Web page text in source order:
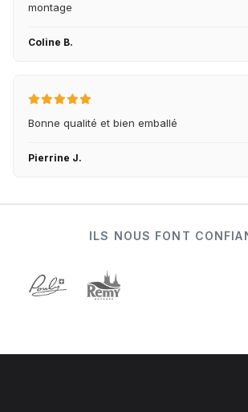
montage
Coline B.
Bonne qualité et bien emballé
Pierrine J.
ILS NOUS FONT